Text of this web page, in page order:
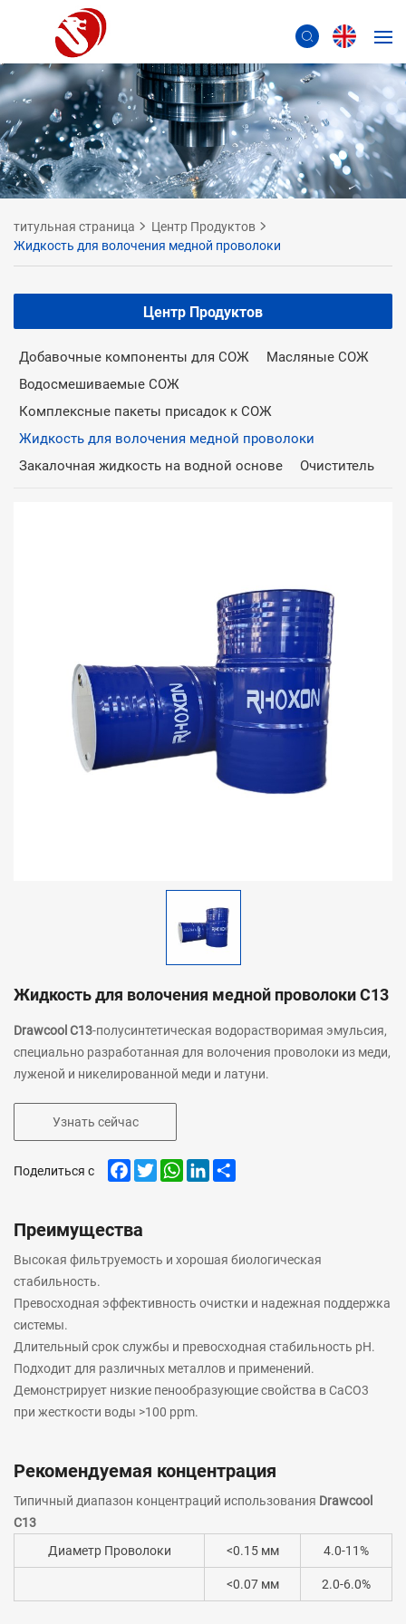
титульная страница
Центр Продуктов
Жидкость для волочения медной проволоки
Центр Продуктов
Добавочные компоненты для СОЖ
Масляные СОЖ
Водосмешиваемые СОЖ
Комплексные пакеты присадок к СОЖ
Жидкость для волочения медной проволоки
Закалочная жидкость на водной основе
Очиститель
Жидкость для волочения медной проволоки C13
Drawcool C13-полусинтетическая водорастворимая эмульсия,
специально разработанная для волочения проволоки из меди,
луженой и никелированной меди и латуни.
Узнать сейчас
Поделиться с Facebook
TwitterWhatsApp
LinkedIn
Преимущества
Высокая фильтруемость и хорошая биологическая
стабильность.
Превосходная эффективность очистки и надежная поддержка
системы.
Длительный срок службы и превосходная стабильность pH.
Подходит для различных металлов и применений.
Демонстрирует низкие пенообразующие свойства в CaCO3
при жесткости воды >100 ppm.
Рекомендуемая концентрация
Типичный диапазон концентраций использования Drawcool
C13
Диаметр Проволоки
<0.15 мм
4.0-11%
<0.07 мм
2.0-6.0%